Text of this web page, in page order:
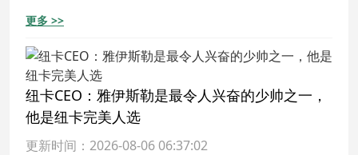
更多 >>
纽卡CEO：雅伊斯勒是最令人兴奋的少帅之一，
他是纽卡完美人选
更新时间：2026-08-06 06:37:02